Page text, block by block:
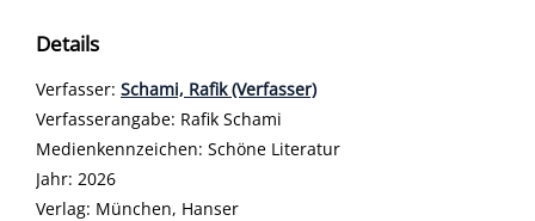
Details
Verfasser: Suche nach diesem Verfasser
Schami, Rafik (Verfasser)
Verfasserangabe: Rafik Schami
Medienkennzeichen: Schöne Literatur
Jahr: 2026
Verlag: München, Hanser